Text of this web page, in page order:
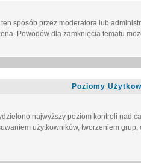
sposób przez moderatora lub
Powodów dla zamknięcia tematu
Poziomy
najwyższy poziom kontroli nad
użytkowników, tworzeniem